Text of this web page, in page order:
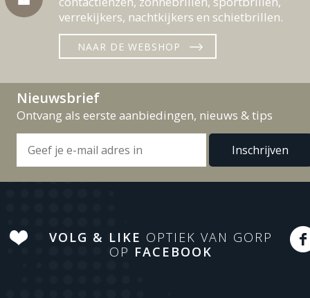
verrekijkers, nachtkijkers en schietbrillen.
NAAR DE WEBSHOP
Nieuwsbrief
Ontvang als eerste aanbiedingen, nieuws & tips
VOLG & LIKE OPTIEK VAN GORP
OP FACEBOOK